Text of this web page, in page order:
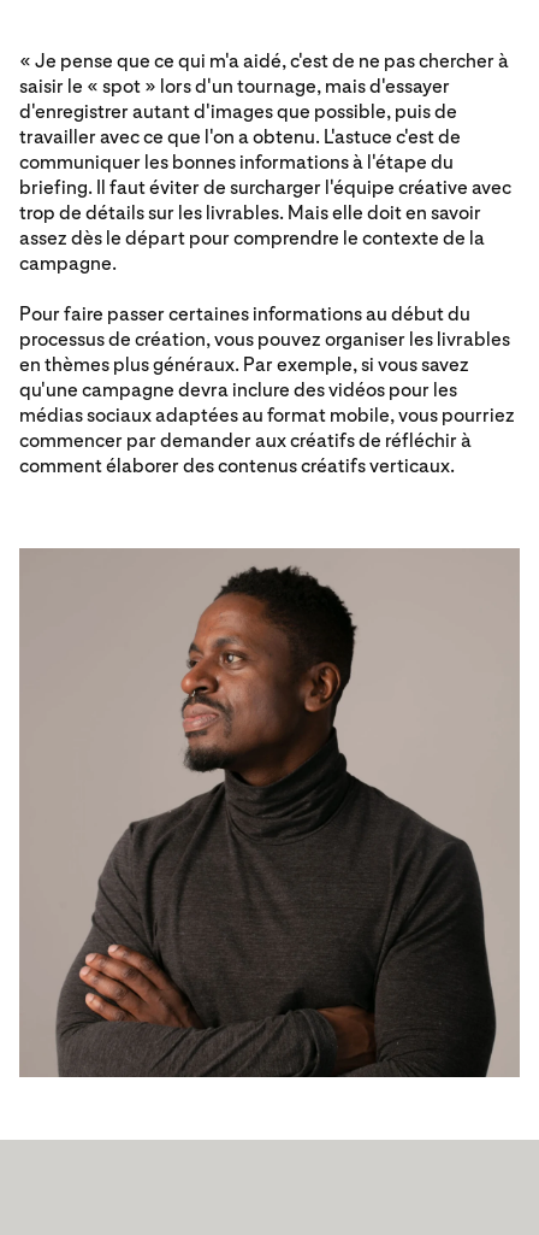
« Je pense que ce qui m'a aidé, c'est de ne pas chercher à
saisir le « spot » lors d'un tournage, mais d'essayer
d'enregistrer autant d'images que possible, puis de
travailler avec ce que l'on a obtenu. L'astuce c'est de
communiquer les bonnes informations à l'étape du
briefing. Il faut éviter de surcharger l'équipe créative avec
trop de détails sur les livrables. Mais elle doit en savoir
assez dès le départ pour comprendre le contexte de la
campagne.
Pour faire passer certaines informations au début du
processus de création, vous pouvez organiser les livrables
en thèmes plus généraux. Par exemple, si vous savez
qu'une campagne devra inclure des vidéos pour les
médias sociaux adaptées au format mobile, vous pourriez
commencer par demander aux créatifs de réfléchir à
comment élaborer des contenus créatifs verticaux.